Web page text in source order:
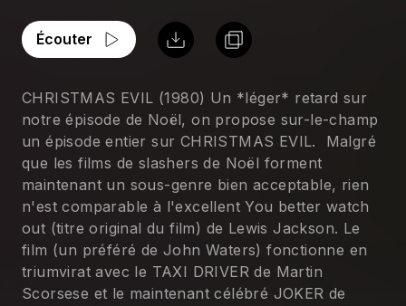
Écouter
CHRISTMAS EVIL (1980) Un *léger* retard sur
notre épisode de Noël, on propose sur-le-champ
un épisode entier sur CHRISTMAS EVIL. Malgré
que les films de slashers de Noël forment
maintenant un sous-genre bien acceptable, rien
n'est comparable à l'excellent You better watch
out (titre original du film) de Lewis Jackson. Le
film (un préféré de John Waters) fonctionne en
triumvirat avec le TAXI DRIVER de Martin
Scorsese et le maintenant célébré JOKER de